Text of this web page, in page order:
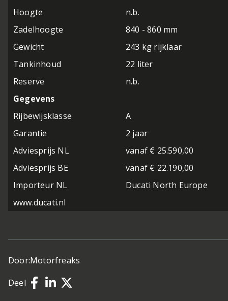
Hoogte
n.b.
Zadelhoogte
840 - 860 mm
Gewicht
243 kg rijklaar
Tankinhoud
22 liter
Reserve
n.b.
Gegevens
Rijbewijsklasse
A
Garantie
2 jaar
Adviesprijs NL
vanaf € 25.590,00
Adviesprijs BE
vanaf € 22.190,00
Importeur NL
Ducati North Europe
www.ducati.nl
Door:Motorfreaks
Deel